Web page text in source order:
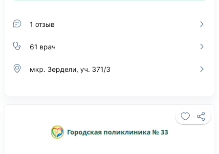
1 отзыв
61 врач
мкр. Зердели, уч. 371/3